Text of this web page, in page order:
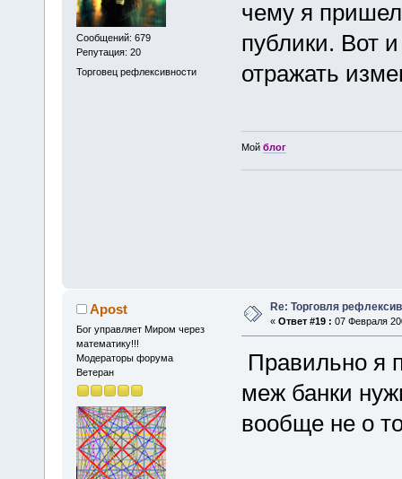
Сообщений: 679
Репутация: 20
Торговец рефлексивности
чему я
публики. Вот
отражать
Мой блог
Apost
Бог управляет Миром через
математику!!!
Модераторы форума
Ветеран
Re: Торговля
« Ответ #19 : 07 Февраля
Правильно я
меж банки
вообще не о